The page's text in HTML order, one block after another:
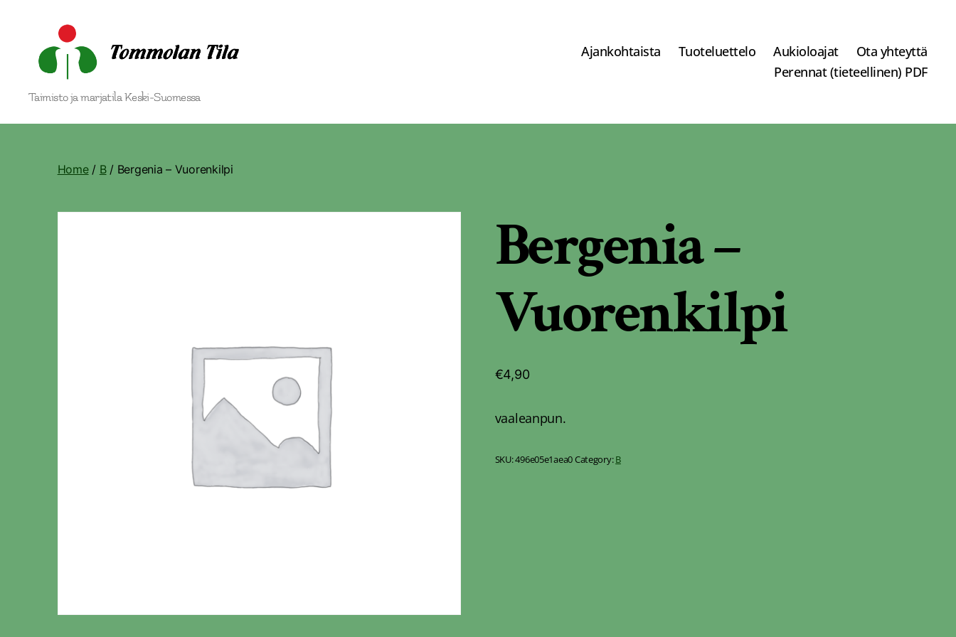
Tommolan
Tila
Taimisto ja marjatila Keski-Suomessa
Ajankohtaista Tuoteluettelo Aukioloajat
Ota yhteyttä
Perennat (tieteellinen) PDF
Home/ B/ Bergenia – Vuorenkilpi
Bergenia –
Vuorenkilpi
€4,90
vaaleanpun.
SKU:496e05e1aea0Category:B